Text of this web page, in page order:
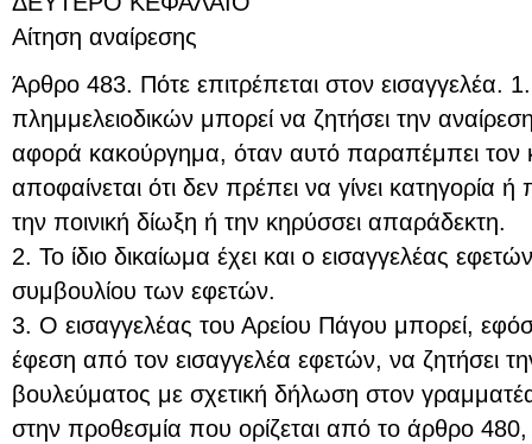
Αίτηση αναίρεσης
Άρθρο 483. Πότε επιτρέπεται στον εισαγγελέα.
πλημμελειοδικών μπορεί να ζητήσει την
αφορά κακούργημα, όταν αυτό παραπέμπει τον
αποφαίνεται ότι δεν πρέπει να γίνει κατηγορία
την ποινική δίωξη ή την κηρύσσει απαράδεκτη.
2. Το ίδιο δικαίωμα έχει και ο εισαγγελέας
συμβουλίου των εφετών.
3. Ο εισαγγελέας του Αρείου Πάγου μπορεί,
έφεση από τον εισαγγελέα εφετών, να ζητήσει
βουλεύματος με σχετική δήλωση στον
στην προθεσμία που ορίζεται από το άρθρο 480,